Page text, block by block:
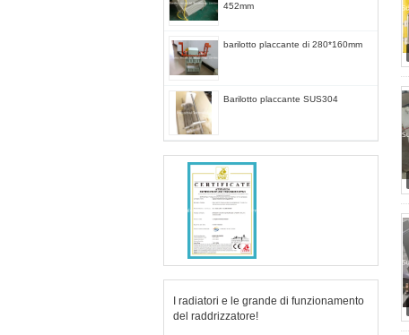
452mm
barilotto placcante di 280*160mm
Barilotto placcante SUS304
I radiatori e le grande di funzionamento
del raddrizzatore!